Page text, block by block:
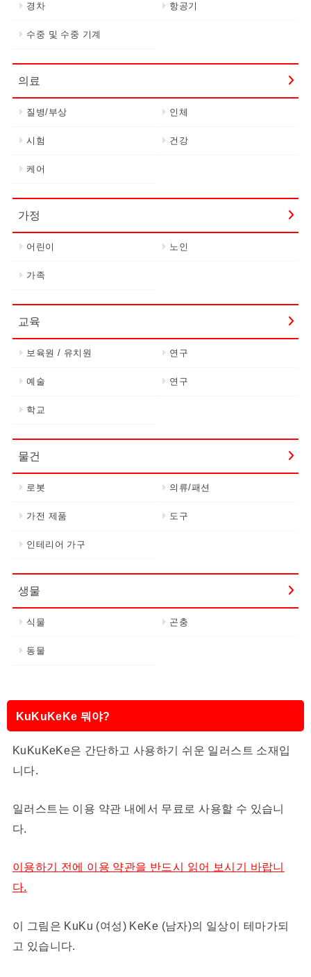
경차 항공기
수중 및 수중 기계
의료
질병/부상 인체
시험 건강
케어
가정
어린이 노인
가족
교육
보육원 / 유치원 연구
예술 연구
학교
물건
로봇 의류/패션
가전 제품 도구
인테리어 가구
생물
식물 곤충
동물
KuKuKeKe 뭐야?
KuKuKeKe은 간단하고 사용하기 쉬운 일러스트 소재입
니다.
일러스트는 이용 약관 내에서 무료로 사용할 수 있습니
다.
이용하기 전에 이용 약관을 반드시 읽어 보시기 바랍니
다.
이 그림은 KuKu (여성) KeKe (남자)의 일상이 테마가되
고 있습니다.